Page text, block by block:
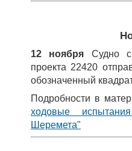
12 ноября Судно
проекта 22420
обозначенный
Подробности в
ходовые
Шеремета"